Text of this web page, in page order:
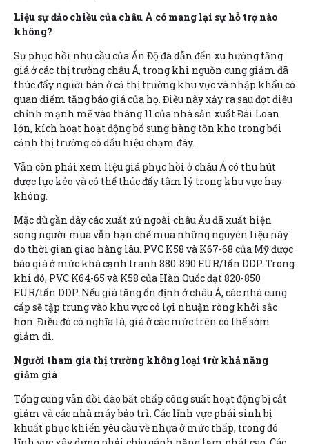
Liệu sự đảo chiều của châu Á có mang lại sự hỗ trợ nào
không?
Sự phục hồi nhu cầu của Ấn Độ đã dẫn đến xu hướng tăng
giá ở các thị trường châu Á, trong khi nguồn cung giảm đã
thúc đẩy người bán ở cả thị trường khu vực và nhập khẩu có
quan điểm tăng báo giá của họ. Điều này xảy ra sau đợt điều
chỉnh mạnh mẽ vào tháng 11 của nhà sản xuất Đài Loan
lớn, kích hoạt hoạt động bổ sung hàng tồn kho trong bối
cảnh thị trường có dấu hiệu chạm đáy.
Vẫn còn phải xem liệu giá phục hồi ở châu Á có thu hút
được lực kéo và có thể thúc đẩy tâm lý trong khu vực hay
không.
Mặc dù gần đây các xuất xứ ngoài châu Âu đã xuất hiện
song người mua vẫn hạn chế mua những nguyên liệu này
do thời gian giao hàng lâu. PVC K58 và K67-68 của Mỹ được
báo giá ở mức khá cạnh tranh 880-890 EUR/tấn DDP. Trong
khi đó, PVC K64-65 và K58 của Hàn Quốc đạt 820-850
EUR/tấn DDP. Nếu giá tăng ổn định ở châu Á, các nhà cung
cấp sẽ tập trung vào khu vực có lợi nhuận ròng khởi sắc
hơn. Điều đó có nghĩa là, giá ở các mức trên có thể sớm
giảm đi.
Người tham gia thị trường không loại trừ khả năng
giảm giá
Tổng cung vẫn dồi dào bất chấp công suất hoạt động bị cắt
giảm và các nhà máy bảo trì. Các lĩnh vực phái sinh bị
khuất phục khiến yêu cầu về nhựa ở mức thấp, trong đó